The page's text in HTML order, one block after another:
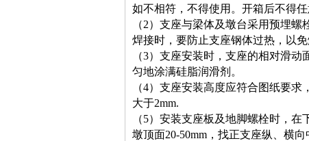
如不相符，不得使用。开箱后不得
（2）支座与梁体及墩台采用预埋
焊接时，要防止支座钢体过热，以
（3）支座安装时，支座的相对滑
匀地涂满硅脂润滑剂。
（4）支座安装高度应符合图纸要
大于2mm.
（5）安装支座板及地脚螺栓时，
墩顶面20-50mm，找正支座纵、横